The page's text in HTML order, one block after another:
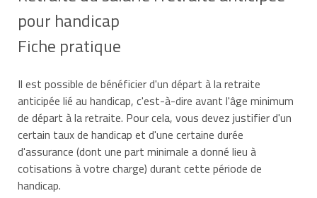
pour handicap
Fiche pratique
Il est possible de bénéficier d'un départ à la retraite
anticipée lié au handicap, c'est-à-dire avant l'âge minimum
de départ à la retraite. Pour cela, vous devez justifier d'un
certain taux de handicap et d'une certaine durée
d'assurance (dont une part minimale a donné lieu à
cotisations à votre charge) durant cette période de
handicap.